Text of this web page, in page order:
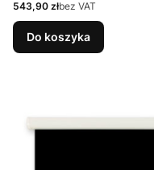
Cena
543,90 złbez VAT
Do koszyka